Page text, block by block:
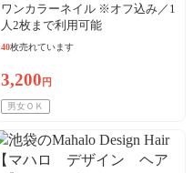
ワンカラーネイル ※オフ込み／1
人2枚まで利用可能
40枚売れています
3,200 円
男女ＯＫ